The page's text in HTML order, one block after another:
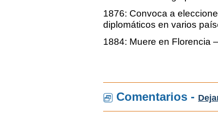
1876: Convoca a
diplomáticos en varios
1884: Muere en Florencia
Comentarios -